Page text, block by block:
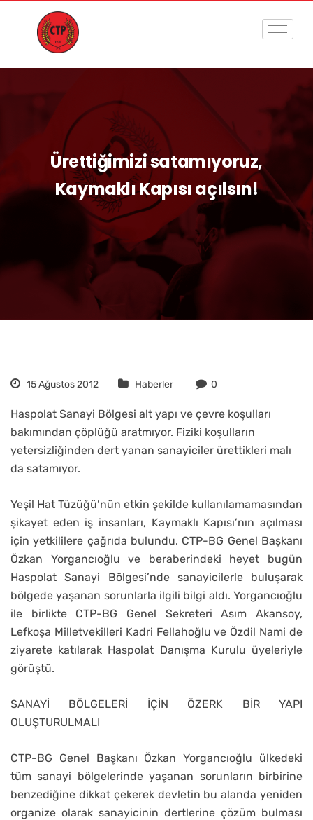
Ürettiğimizi satamıyoruz,
Kaymaklı Kapısı açılsın!
15 Ağustos 2012 Haberler 0
Haspolat Sanayi Bölgesi alt yapı ve çevre koşulları
bakımından çöplüğü aratmıyor. Fiziki koşulların
yetersizliğinden dert yanan sanayiciler ürettikleri malı
da satamıyor.
Yeşil Hat Tüzüğü’nün etkin şekilde kullanılamamasından
şikayet eden iş insanları, Kaymaklı Kapısı’nın açılması
için yetkililere çağrıda bulundu. CTP-BG Genel Başkanı
Özkan Yorgancıoğlu ve beraberindeki heyet bugün
Haspolat Sanayi Bölgesi’nde sanayicilerle buluşarak
bölgede yaşanan sorunlarla ilgili bilgi aldı. Yorgancıoğlu
ile birlikte CTP-BG Genel Sekreteri Asım Akansoy,
Lefkoşa Milletvekilleri Kadri Fellahoğlu ve Özdil Nami de
ziyarete katılarak Haspolat Danışma Kurulu üyeleriyle
görüştü.
SANAYİ BÖLGELERİ İÇİN ÖZERK BİR YAPI
OLUŞTURULMALI
CTP-BG Genel Başkanı Özkan Yorgancıoğlu ülkedeki
tüm sanayi bölgelerinde yaşanan sorunların birbirine
benzediğine dikkat çekerek devletin bu alanda yeniden
organize olarak sanayicinin dertlerine çözüm bulması